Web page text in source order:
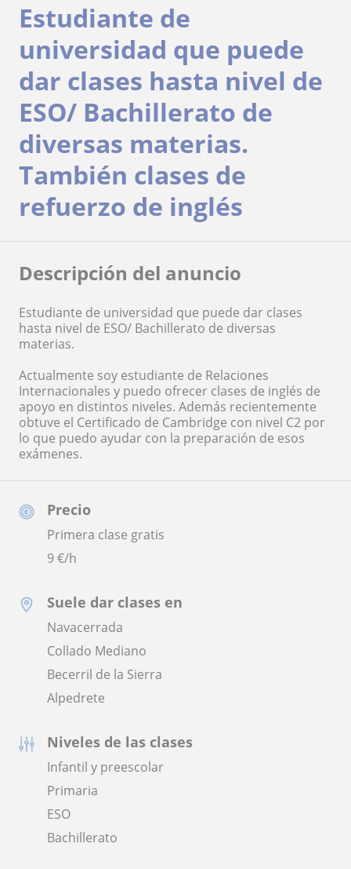
Precio
Primera clase gratis
9€/h
Suele dar clases en
Navacerrada
Collado Mediano
Becerril de la Sierra
Alpedrete
Niveles de las clases
Infantil y preescolar
Primaria
ESO
Bachillerato
Estudiante de
universidad que puede
dar clases hasta nivel de
ESO/ Bachillerato de
diversas materias.
También clases de
refuerzo de inglés
Descripción del anuncio
Estudiante de universidad que puede dar clases
hasta nivel de ESO/ Bachillerato de diversas
materias.
Actualmente soy estudiante de Relaciones
Internacionales y puedo ofrecer clases de inglés de
apoyo en distintos niveles. Además recientemente
obtuve el Certificado de Cambridge con nivel C2 por
lo que puedo ayudar con la preparación de esos
exámenes.